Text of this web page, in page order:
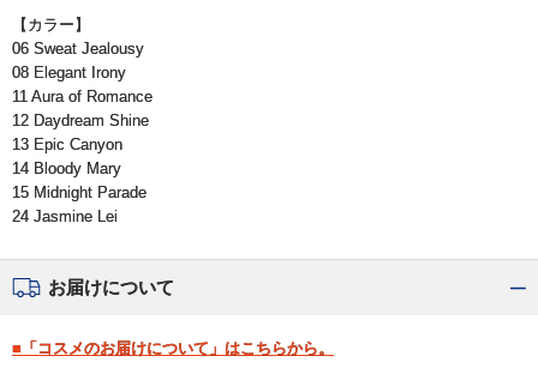
【カラー】
06 Sweat Jealousy
08 Elegant Irony
11 Aura of Romance
12 Daydream Shine
13 Epic Canyon
14 Bloody Mary
15 Midnight Parade
24 Jasmine Lei
お届けについて
■「コスメのお届けについて」はこちらから。